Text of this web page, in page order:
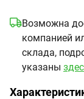
Возможна
компанией
склада,
указаны